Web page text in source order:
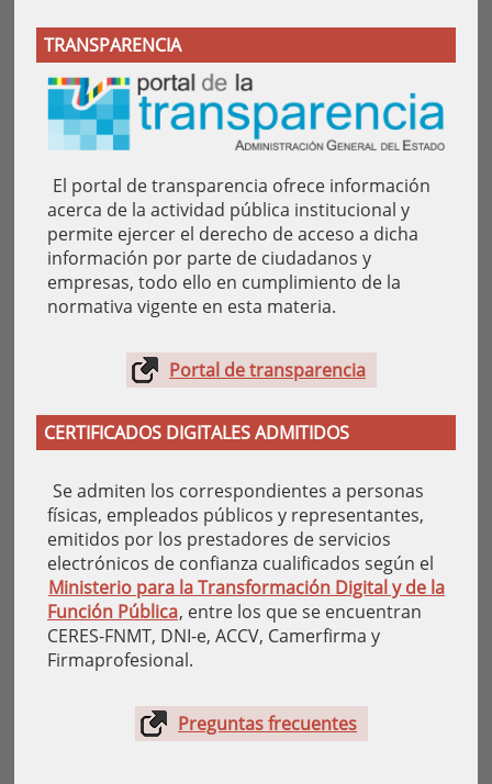
TRANSPARENCIA
El portal de transparencia ofrece información
acerca de la actividad pública institucional y
permite ejercer el derecho de acceso a dicha
información por parte de ciudadanos y
empresas, todo ello en cumplimiento de la
normativa vigente en esta materia.
Portal de transparencia
CERTIFICADOS DIGITALES ADMITIDOS
Se admiten los correspondientes a personas
físicas, empleados públicos y representantes,
emitidos por los prestadores de servicios
electrónicos de confianza cualificados según el
Ministerio para la Transformación Digital y de la
Función Pública, entre los que se encuentran
CERES-FNMT, DNI-e, ACCV, Camerfirma y
Firmaprofesional.
Preguntas frecuentes